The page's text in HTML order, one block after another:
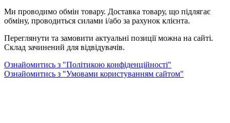
Ми проводимо обмін товару. Доставка товару, що підлягає
обміну, проводиться силами і/або за рахунок клієнта.
Переглянути та замовити актуальні позиції можна на сайті.
Склад зачинений для відвідувачів.
Ознайомитись з "Політикою конфіденційності"
Ознайомитись з "Умовами користуванням сайтом"